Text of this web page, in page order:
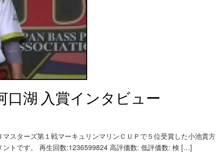
口湖 入賞インタビュー
スターズ第１戦マーキュリンマリンＣＵＰで５位受賞した小池貴方
トです。 再生回数:1236599824 高評価数: 低評価数: 検 […]